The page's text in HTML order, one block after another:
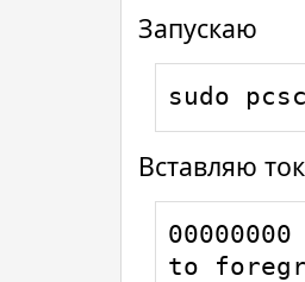
Запускаю
sudo
Вставляю
to